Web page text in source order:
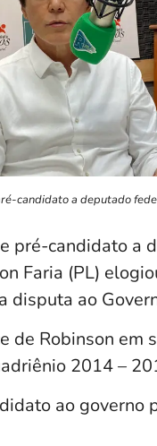
candidato a deputado
pré-candidato a
Faria (PL)
disputa ao
de Robinson em
2014 –
ao governo